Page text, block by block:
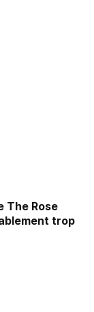
The Rose
trop